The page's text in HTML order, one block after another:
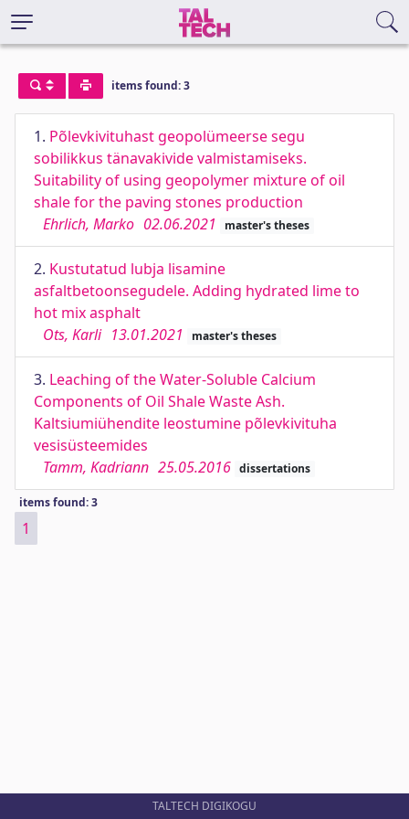
items found: 3
1. Põlevkivituhast geopolümeerse segu
sobilikkus tänavakivide valmistamiseks.
Suitability of using geopolymer mixture of oil
shale for the paving stones production
Ehrlich, Marko 02.06.2021 master's theses
2. Kustutatud lubja lisamine
asfaltbetoonsegudele. Adding hydrated lime to
hot mix asphalt
Ots, Karli 13.01.2021 master's theses
3. Leaching of the Water-Soluble Calcium
Components of Oil Shale Waste Ash.
Kaltsiumiühendite leostumine põlevkivituha
vesisüsteemides
Tamm, Kadriann 25.05.2016 dissertations
items found: 3
1
TALTECH DIGIKOGU